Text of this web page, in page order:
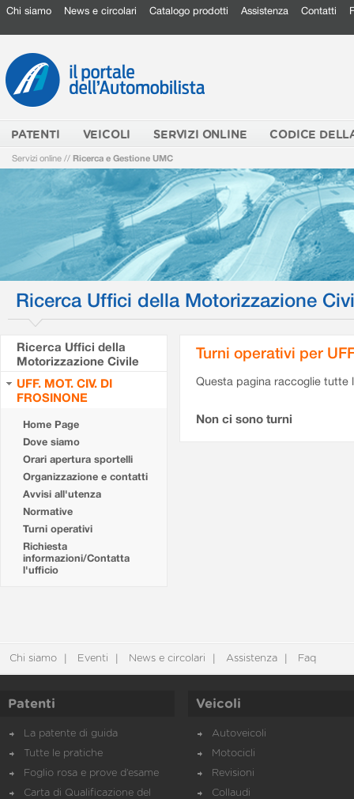
Chi siamo News e circolari Catalogo prodotti Assistenza Contatti
PATENTI VEICOLI SERVIZI ONLINE CODICE
Servizi online // Ricerca e Gestione UMC
Ricerca Uffici della Motorizzazione
Ricerca Uffici della
Motorizzazione Civile
UFF. MOT. CIV. DI
FROSINONE
Home Page
Dove siamo
Orari apertura sportelli
Organizzazione e contatti
Avvisi all'utenza
Normative
Turni operativi
Richiesta
informazioni/Contatta
l'ufficio
Turni operativi per
Questa pagina raccoglie tutte
Non ci sono turni
Chi siamo Eventi News e circolari Assistenza Faq
Patenti
La patente di guida
Tutte le pratiche
Foglio rosa e prove d’esame
Carta di Qualificazione del
Veicoli
Autoveicoli
Motocicli
Revisioni
Collaudi